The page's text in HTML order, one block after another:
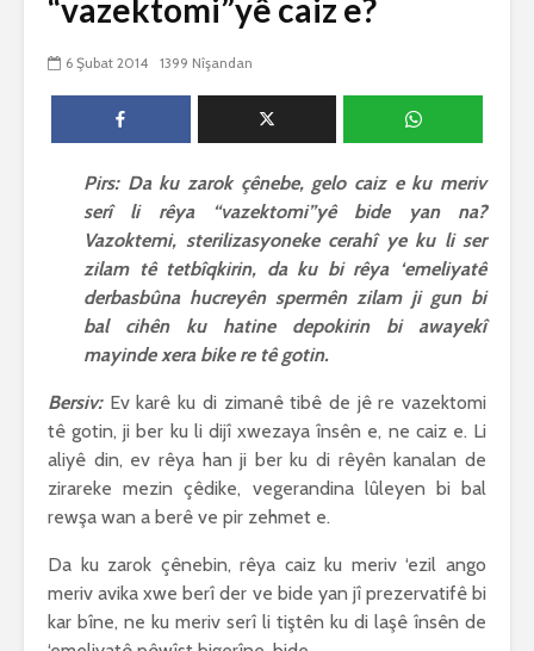
“vazektomi”yê caiz e?
6 Şubat 2014 1399 Nîşandan
Pirs: Da ku zarok çênebe, gelo caiz e ku meriv
serî li rêya “vazektomi”yê bide yan na?
Vazoktemi, sterilizasyoneke cerahî ye ku li ser
zilam tê tetbîqkirin, da ku bi rêya ‘emeliyatê
derbasbûna hucreyên spermên zilam ji gun bi
bal cihên ku hatine depokirin bi awayekî
mayinde xera bike re tê gotin.
Bersiv:Ev karê ku di zimanê tibê de jê re vazektomi
tê gotin, ji ber ku li dijî xwezaya însên e, ne caiz e. Li
aliyê din, ev rêya han ji ber ku di rêyên kanalan de
zirareke mezin çêdike, vegerandina lûleyen bi bal
rewşa wan a berê ve pir zehmet e.
Da ku zarok çênebin, rêya caiz ku meriv ‘ezil ango
meriv avika xwe berî der ve bide yan jî prezervatifê bi
kar bîne, ne ku meriv serî li tiştên ku di laşê însên de
2544 Nîşandan
Him kişandina
cigareyê him jî
xwarinên birûn ji bo
tendirustiya
Gelo hukmê li ser
her duyan wek hev
e?
27 Ekim 2021
3067 Nîşandan
teqez
bike û
çêbike?
3 Kasım
3030